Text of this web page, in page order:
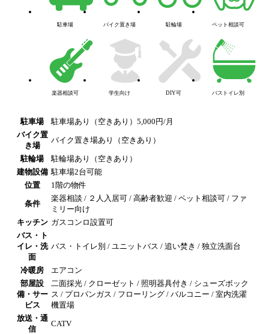
駐車場 バイク置き場 駐輪場 ペット相談可
楽器相談可 学生向け DIY可 バストイレ別
駐車場
駐車場あり（空きあり）5,000円/月
バイク置
き場
バイク置き場あり（空きあり）
駐輪場
駐輪場あり（空きあり）
建物設備 駐車場2台可能
位置
1階の物件
条件
楽器相談 / ２人入居可 / 高齢者歓迎 / ペット相談可 / ファ
ミリー向け
キッチン ガスコンロ設置可
バス・ト
イレ・洗
面
バス・トイレ別 / ユニットバス / 追い焚き / 独立洗面台
冷暖房
エアコン
部屋設
備・サー
ビス
二面採光 / クローゼット / 照明器具付き / シューズボック
ス / プロパンガス / フローリング / バルコニー / 室内洗濯
機置場
放送・通
信
CATV